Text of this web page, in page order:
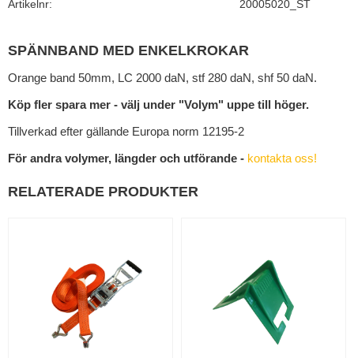
Artikelnr
20005020_ST
SPÄNNBAND MED ENKELKROKAR
Orange band 50mm, LC 2000 daN, stf 280 daN, shf 50 daN.
Köp fler spara mer - välj under "Volym" uppe till höger.
Tillverkad efter gällande Europa norm 12195-2
För andra volymer, längder och utförande - kontakta oss!
RELATERADE PRODUKTER